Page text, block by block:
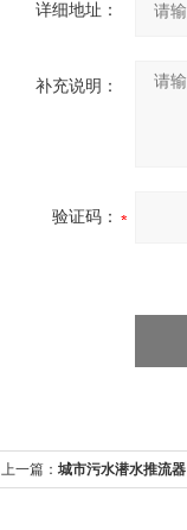
详细地址：
补充说明：
验证码：
上一篇： 城市污水潜水推流